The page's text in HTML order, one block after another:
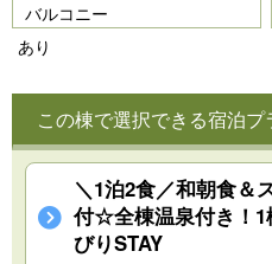
バルコニー
あり
この棟で選択できる宿泊プ
＼1泊2食／和朝食＆
付☆全棟温泉付き！1
びりSTAY